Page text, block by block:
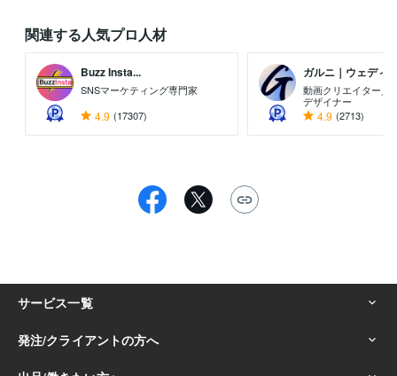
関連する人気プロ人材
Buzz Insta...
SNSマーケティング専門家
4.9 (17307)
ガルニ｜ウェディ
動画クリエイター／
デザイナー
4.9 (2713)